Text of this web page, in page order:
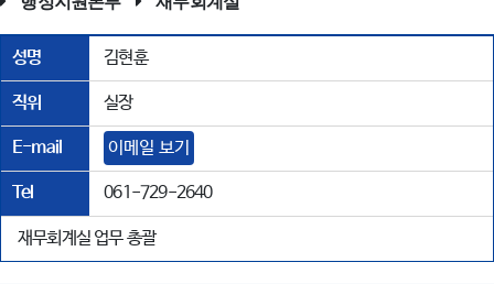
성명 김현훈
직위 실장
E-mail 이메일 보기
Tel 061-729-2640
재무회계실 업무 총괄